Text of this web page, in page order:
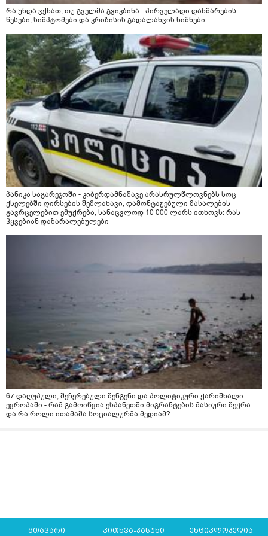
რა უნდა ვქნათ, თუ გველმა გვიკბინა - პირველადი დახმარების
წესები, სიმპტომები და კრიზისის გადალახვის ნიშნები
პანიკა საგარეჯოში - კიბერდამნაშავე არასრულწლოვნებს სოც
ქსელებში ღირსების შემლახავი, დამონტაჟებული მასალების
გავრცელებით ემუქრება, სანაცვლოდ 10 000 ლარს ითხოვს: რას
ჰყვებიან დაზარალებულები
67 დაღუპული, შეჩერებული შენგენი და პოლიტიკური ქარიშხალი
ევროპაში - რამ გამოიწვია ესპანეთში მიგრანტების მასიური შეჭრა
და რა როლი ითამაშა სოციალურმა მედიამ?
მთავარი კითხვა-პასუხი ენციკლოპედია